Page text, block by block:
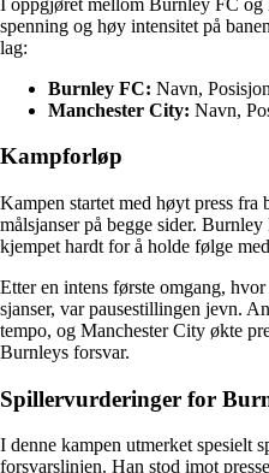
spenning og høy intensitet på
lag:
Burnley FC: Navn, Posisjon
Manchester City: Navn,
Kampforløp
Kampen startet med høyt press fra
målsjanser på begge sider.
kjempet hardt for å holde følge
Etter en intens første omgang,
sjanser, var pausestillingen jevn.
tempo, og Manchester City økte
Burnleys forsvar.
Spillervurderinger for
I denne kampen utmerket spesielt
forsvarslinjen. Han stod imot